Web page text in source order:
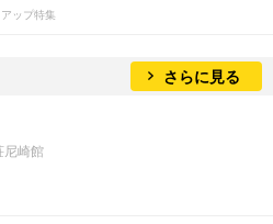
ップ特集
さらに見る
尼崎館